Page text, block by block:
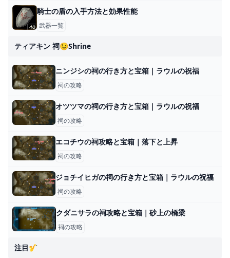
騎士の盾の入手方法と効果性能
武器一覧
ティアキン 祠😉shrine
ニンジシの祠の行き方と宝箱｜ラウルの祝福
祠の攻略
オツツマの祠の行き方と宝箱｜ラウルの祝福
祠の攻略
エコチウの祠攻略と宝箱｜落下と上昇
祠の攻略
ジョチイヒガの祠の行き方と宝箱｜ラウルの祝福
祠の攻略
クダニサラの祠攻略と宝箱｜砂上の橋梁
祠の攻略
注目🎷